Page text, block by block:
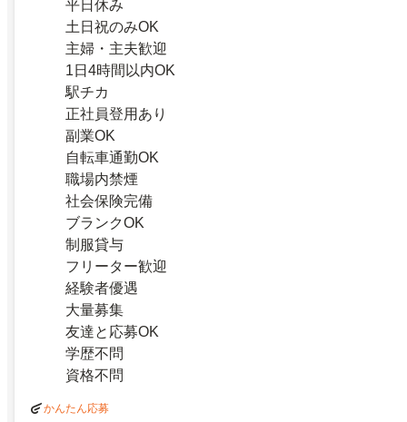
平日休み
土日祝のみOK
主婦・主夫歓迎
1日4時間以内OK
駅チカ
正社員登用あり
副業OK
自転車通勤OK
職場内禁煙
社会保険完備
ブランクOK
制服貸与
フリーター歓迎
経験者優遇
大量募集
友達と応募OK
学歴不問
資格不問
かんたん応募